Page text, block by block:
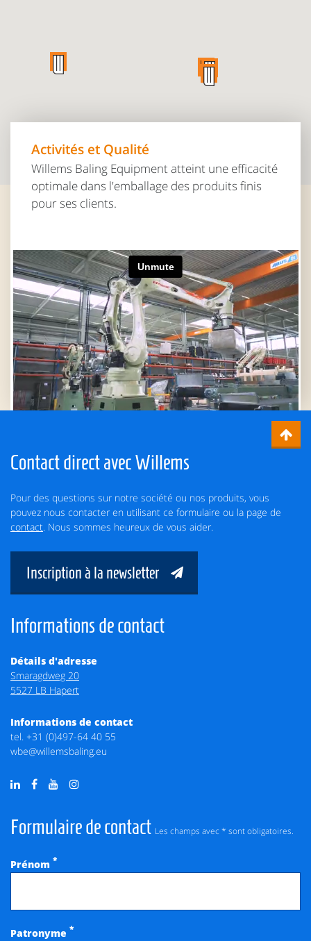
Activités et Qualité
Willems Baling Equipment atteint une efficacité
optimale dans l'emballage des produits finis
pour ses clients.
Contact direct avec Willems
Pour des questions sur notre société ou nos produits, vous
pouvez nous contacter en utilisant ce formulaire ou la page de
contact. Nous sommes heureux de vous aider.
Inscription à la newsletter
Formulaire de contact Les champs avec * sont obligatoires.
Prénom *
Patronyme *
Informations de contact
Détails d'adresse
Smaragdweg 20
5527 LB Hapert
Informations de contact
tel. +31 (0)497-64 40 55
wbe@willemsbaling.eu